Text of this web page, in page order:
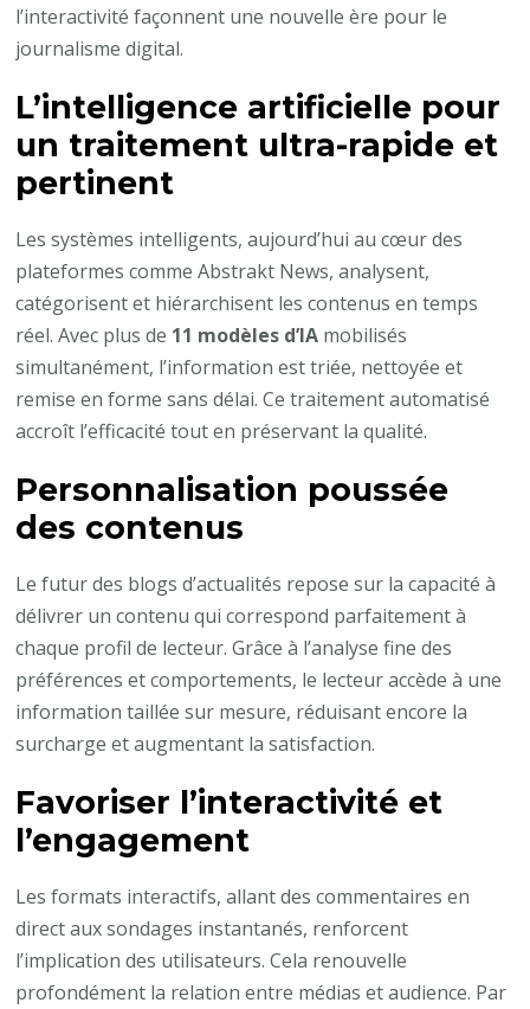
l’interactivité façonnent une nouvelle ère pour le
journalisme digital.
L’intelligence artificielle pour
un traitement ultra-rapide et
pertinent
Les systèmes intelligents, aujourd’hui au cœur des
plateformes comme Abstrakt News, analysent,
catégorisent et hiérarchisent les contenus en temps
réel. Avec plus de 11 modèles d’IA mobilisés
simultanément, l’information est triée, nettoyée et
remise en forme sans délai. Ce traitement automatisé
accroît l’efficacité tout en préservant la qualité.
Personnalisation poussée
des contenus
Le futur des blogs d’actualités repose sur la capacité à
délivrer un contenu qui correspond parfaitement à
chaque profil de lecteur. Grâce à l’analyse fine des
préférences et comportements, le lecteur accède à une
information taillée sur mesure, réduisant encore la
surcharge et augmentant la satisfaction.
Favoriser l’interactivité et
l’engagement
Les formats interactifs, allant des commentaires en
direct aux sondages instantanés, renforcent
l’implication des utilisateurs. Cela renouvelle
profondément la relation entre médias et audience. Par